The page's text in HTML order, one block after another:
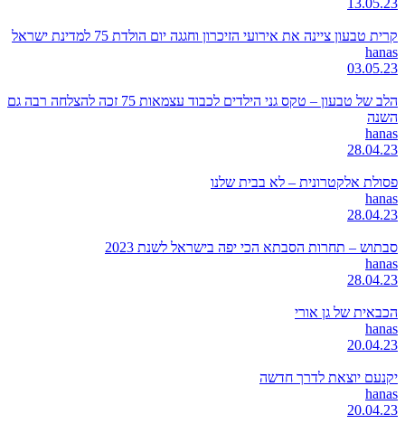
13.05.23
קרית טבעון ציינה את אירועי הזיכרון וחגגה יום הולדת 75 למדינת ישראל
hanas
03.05.23
הלב של טבעון – טקס גני הילדים לכבוד עצמאות 75 זכה להצלחה רבה גם
השנה
hanas
28.04.23
פסולת אלקטרונית – לא בבית שלנו
hanas
28.04.23
סבתוש – תחרות הסבתא הכי יפה בישראל לשנת 2023
hanas
28.04.23
הכבאית של גן אורי
hanas
20.04.23
יקנעם יוצאת לדרך חדשה
hanas
20.04.23